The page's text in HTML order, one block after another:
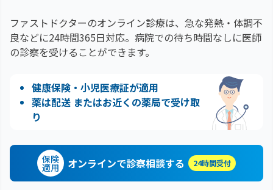
ファストドクターのオンライン診療は、急な発熱・体調不
良などに24時間365日対応。 病院での待ち時間なしに医師
の診察を受けることができます。
健康保険・小児医療証が適用
薬は配送 またはお近くの薬局で受け取
り
保険
適用 オンラインで診察相談する 24時間受付